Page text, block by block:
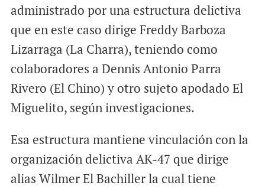
administrado por una estructura delictiva
que en este caso dirige Freddy Barboza
Lizarraga (La Charra), teniendo como
colaboradores a Dennis Antonio Parra
Rivero (El Chino) y otro sujeto apodado El
Miguelito, según investigaciones.
Esa estructura mantiene vinculación con la
organización delictiva AK-47 que dirige
alias Wilmer El Bachiller la cual tiene